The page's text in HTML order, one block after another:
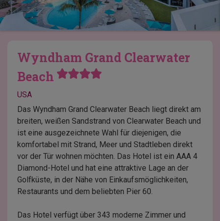
Wyndham Grand Clearwater
Beach
USA
Das Wyndham Grand Clearwater Beach liegt direkt am
breiten, weißen Sandstrand von Clearwater Beach und
ist eine ausgezeichnete Wahl für diejenigen, die
komfortabel mit Strand, Meer und Stadtleben direkt
vor der Tür wohnen möchten. Das Hotel ist ein AAA 4
Diamond-Hotel und hat eine attraktive Lage an der
Golfküste, in der Nähe von Einkaufsmöglichkeiten,
Restaurants und dem beliebten Pier 60.
Das Hotel verfügt über 343 moderne Zimmer und